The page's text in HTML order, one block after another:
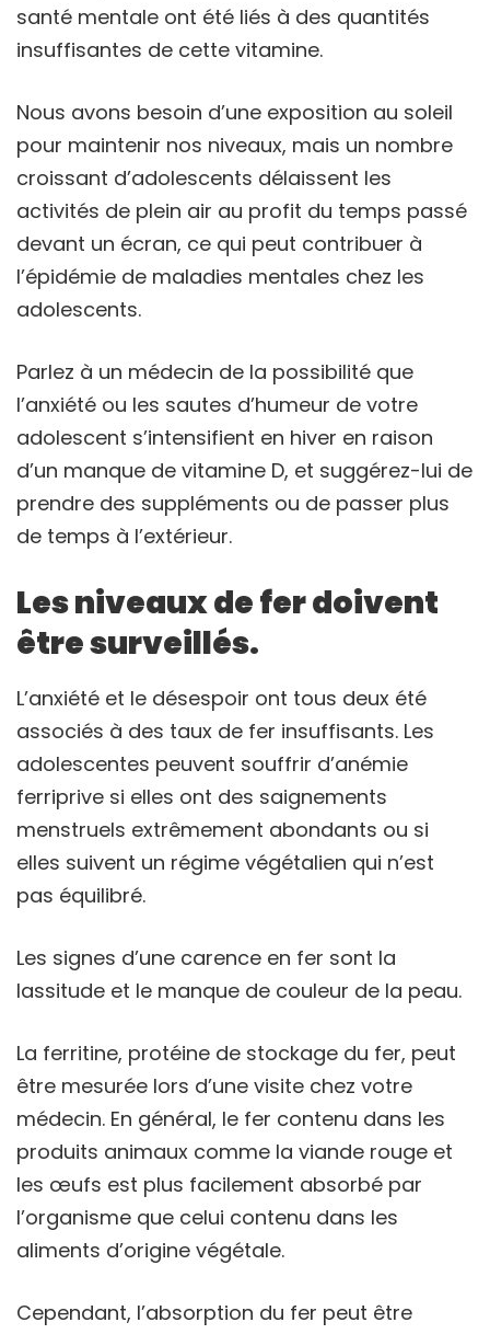
santé mentale ont été liés à des quantités
insuffisantes de cette vitamine.
Nous avons besoin d’une exposition au soleil
pour maintenir nos niveaux, mais un nombre
croissant d’adolescents délaissent les
activités de plein air au profit du temps passé
devant un écran, ce qui peut contribuer à
l’épidémie de maladies mentales chez les
adolescents.
Parlez à un médecin de la possibilité que
l’anxiété ou les sautes d’humeur de votre
adolescent s’intensifient en hiver en raison
d’un manque de vitamine D, et suggérez-lui de
prendre des suppléments ou de passer plus
de temps à l’extérieur.
Les niveaux de fer doivent
être surveillés.
L’anxiété et le désespoir ont tous deux été
associés à des taux de fer insuffisants. Les
adolescentes peuvent souffrir d’anémie
ferriprive si elles ont des saignements
menstruels extrêmement abondants ou si
elles suivent un régime végétalien qui n’est
pas équilibré.
Les signes d’une carence en fer sont la
lassitude et le manque de couleur de la peau.
La ferritine, protéine de stockage du fer, peut
être mesurée lors d’une visite chez votre
médecin. En général, le fer contenu dans les
produits animaux comme la viande rouge et
les œufs est plus facilement absorbé par
l’organisme que celui contenu dans les
aliments d’origine végétale.
Cependant, l’absorption du fer peut être